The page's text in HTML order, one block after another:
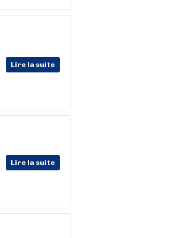
Lire la suite
Lire la suite